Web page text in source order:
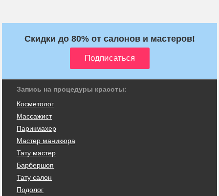
Скидки до 80% от салонов и мастеров!
Запись на процедуры красоты:
Косметолог
Массажист
Парикмахер
Мастер маникюра
Тату мастер
Барбершоп
Тату салон
Подолог